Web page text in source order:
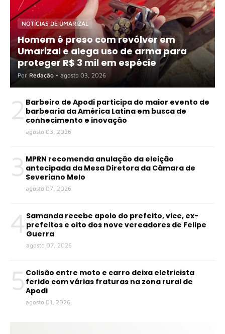
NOTÍCIAS DE UMARIZAL
Homem é preso com revólver em
Umarizal e alega uso de arma para
proteger R$ 3 mil em espécie
Por Redação • agosto 03, 2026
2 Barbeiro de Apodi participa do maior evento de
barbearia da América Latina em busca de
conhecimento e inovação
agosto 03, 2026
3 MPRN recomenda anulação da eleição
antecipada da Mesa Diretora da Câmara de
Severiano Melo
agosto 07, 2026
4 Samanda recebe apoio do prefeito, vice, ex-
prefeitos e oito dos nove vereadores de Felipe
Guerra
agosto 07, 2026
5 Colisão entre moto e carro deixa eletricista
ferido com várias fraturas na zona rural de
Apodi
agosto 01, 2026